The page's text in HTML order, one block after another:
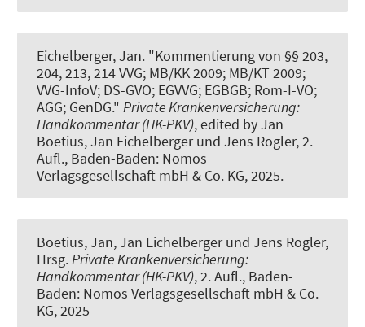
Eichelberger, Jan. "Kommentierung von §§ 203,
204, 213, 214 VVG; MB/KK 2009; MB/KT 2009;
VVG-InfoV; DS-GVO; EGVVG; EGBGB; Rom-I-VO;
AGG; GenDG." Private Krankenversicherung:
Handkommentar (HK-PKV), edited by Jan
Boetius, Jan Eichelberger und Jens Rogler, 2.
Aufl., Baden-Baden: Nomos
Verlagsgesellschaft mbH & Co. KG, 2025.
Boetius, Jan, Jan Eichelbergerund Jens Rogler,
Hrsg.Private Krankenversicherung:
Handkommentar (HK-PKV), 2. Aufl., Baden-
Baden: Nomos Verlagsgesellschaft mbH & Co.
KG, 2025